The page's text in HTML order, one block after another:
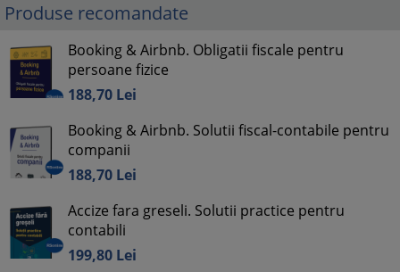
Produse recomandate
Booking & Airbnb. Obligatii fiscale pentru
persoane fizice
188,70 Lei
Booking & Airbnb. Solutii fiscal-contabile pentru
companii
188,70 Lei
Accize fara greseli. Solutii practice pentru
contabili
199,80 Lei